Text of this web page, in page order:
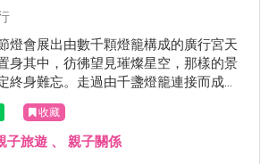
燈會展出由數千顆燈籠構成的廣行宮天
身其中，彷彿望見璀燦星空，那樣的景
終身難忘。走過由千盞燈籠連接而成的
鐘，讓你學業、工作、愛情運勢加溫，
節腳步未走遠，快揪伴來賞燈，為新春
收藏
子旅遊 、 親子關係